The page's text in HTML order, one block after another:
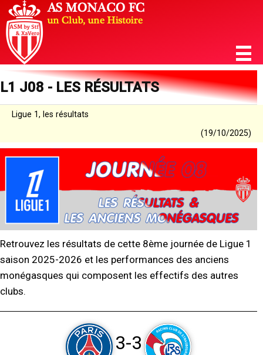
L1 J08 - LES RÉSULTATS
Ligue 1, les résultats
(19/10/2025)
Retrouvez les résultats de cette 8ème journée de Ligue 1
saison 2025-2026 et les performances des anciens
monégasques qui composent les effectifs des autres
clubs.
3-3